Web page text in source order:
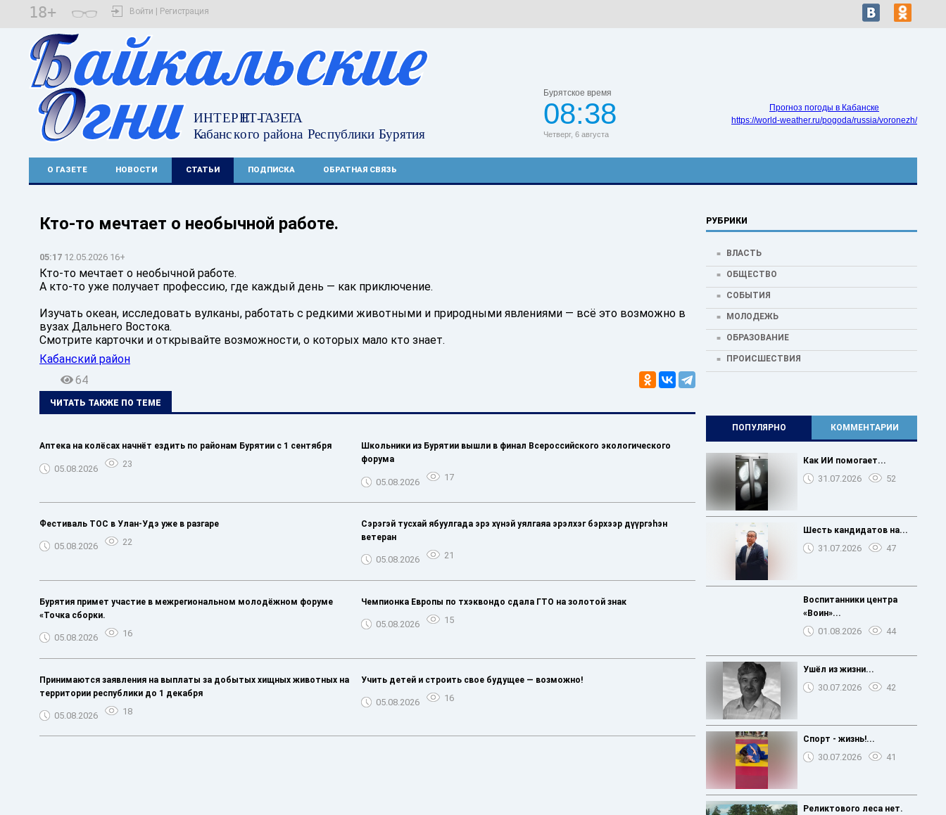
18+ Войти | Регистрация
Бурятское время
08:38
Четверг, 6 августа
Прогноз погоды в Кабанске
https://world-weather.ru/pogoda/russia/voronezh/
О ГАЗЕТЕ НОВОСТИ СТАТЬИ ПОДПИСКА ОБРАТНАЯ СВЯЗЬ
Кто-то мечтает о необычной работе.
05:17 12.05.2026 16+
Кто-то мечтает о необычной работе.
А кто-то уже получает профессию, где каждый день — как приключение.
Изучать океан, исследовать вулканы, работать с редкими животными и природными явлениями — всё это возможно в
вузах Дальнего Востока.
Смотрите карточки и открывайте возможности, о которых мало кто знает.
Кабанский район
64
ЧИТАТЬ ТАКЖЕ ПО ТЕМЕ
Аптека на колёсах начнёт ездить по районам Бурятии с 1 сентября
05.08.2026 23
Школьники из Бурятии вышли в финал Всероссийского экологического
форума
05.08.2026 17
️Фестиваль ТОС в Улан-Удэ уже в разгаре
05.08.2026 22
Сэрэгэй тусхай ябуулгада эрэ хүнэй уялгаяа эрэлхэг бэрхээр дүүргэһэн
ветеран
05.08.2026 21
Бурятия примет участие в межрегиональном молодёжном форуме
«Точка сборки.
05.08.2026 16
Чемпионка Европы по тхэквондо сдала ГТО на золотой знак
05.08.2026 15
Принимаются заявления на выплаты за добытых хищных животных на
территории республики до 1 декабря
05.08.2026 18
Учить детей и строить свое будущее — возможно!
05.08.2026 16
РУБРИКИ
ВЛАСТЬ
ОБЩЕСТВО
СОБЫТИЯ
МОЛОДЕЖЬ
ОБРАЗОВАНИЕ
ПРОИСШЕСТВИЯ
ПОПУЛЯРНО КОММЕНТАРИИ
Как ИИ помогает...
31.07.2026 52
Шесть кандидатов на...
31.07.2026 47
Воспитанники центра
«Воин»...
01.08.2026 44
Ушёл из жизни...
30.07.2026 42
Спорт - жизнь!...
30.07.2026 41
Реликтового леса нет.